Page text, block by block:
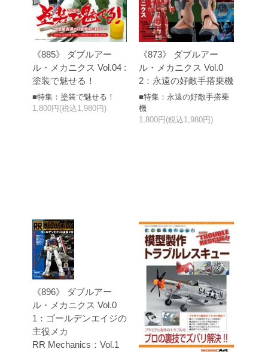
《885》 ダブルアー
ル・メカニクス Vol.04 :
塗装で魅せる！
■特集：塗装で魅せる！
1,800円(税込1,980円)
《873》 ダブルアー
ル・メカニクス Vol.0
2：永遠の好敵手搭乗機
■特集：永遠の好敵手搭乗
機
1,800円(税込1,980円)
《896》 ダブルアー
ル・メカニクス Vol.0
1：ゴールデンエイジの
主役メカ
RR Mechanics：Vol.1